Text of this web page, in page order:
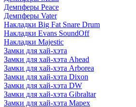
Демпферы Peace
Демпферы Vater
Накладки Big Fat Snare Drum
Накладки Evans SoundOff
Накладки Majestic
Замки для хай-хэта
Замки для хай-хэта Ahead
Замки для хай-хэта Arborea
Замки для хай-хэта Dixon
Замки для хай-хэта DW
Замки для хай-хэта Gibraltar
Замки для хай-хэта Mapex